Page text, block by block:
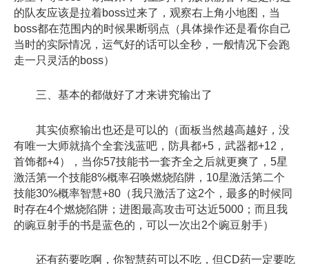
的队友应该是拉着boss过来了，观察右上角小地图，当
boss都在范围内的时候果断弱点（具体操作还是看你自己
当时的实际情况，运气好的话可以全秒，一般情况下会跑
走一只灵活的boss）
三、基本的都做好了才来讲究输出了
其实侦察输出也还是可以的（面板当然越高越好，没
有唯一大师就搞个全套浅蓝吧，防具都+5，武器都+12，
首饰都+4），当你57技能书一套齐全之后就更爽了，5星
激活第一个技能8%概率召唤燃烧陷阱，10星激活第二个
技能30%概率智慧+80（我只激活了这2个，最多的时候同
时存在4个燃烧陷阱；进图最高攻击可达近5000；而且我
的豌豆射手的书是蓝色的，可以一次出2个豌豆射手）
还有药要吃啊，你智慧药可以不吃，但CD药一定要吃